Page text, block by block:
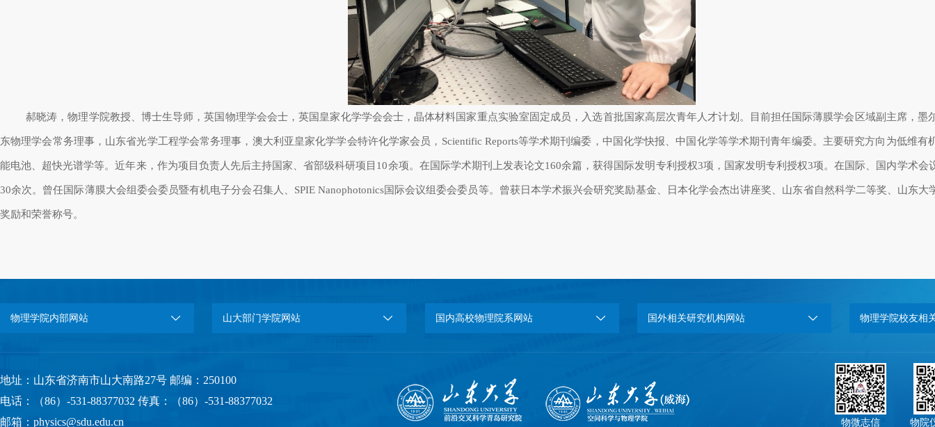
郝晓涛，物理学院教授、博士生导师，英国物理学会会士，英国皇家化学学会会士，晶体材料国家重点实验室固定成员，入选首批国家高层次青年人才计划。目前担任国际薄膜学会区域副主席，墨
东物理学会常务理事，山东省光学工程学会常务理事，澳大利亚皇家化学学会特许化学家会员， Scientific Reports等学术期刊编委，中国化学快报、中国化学等学术期刊青年编委。主要研究方向为低维有
能电池、超快光谱学等。近年来，作为项目负责人先后主持国家、省部级科研项目 10余项。在国际学术期刊上发表论文160余篇，获得国际发明专利授权3项，国家发明专利授权3项。在国际、国内学术会
30余次。曾任国际薄膜大会组委会委员暨有机电子分会召集人、 SPIE Nanophotonics国际会议组委会委员等。曾获日本学术振兴会研究奖励基金、日本化学会杰出讲座奖、山东省自然科学二等奖、山东大
奖励和荣誉称号。
物理学院内部网站 山大部门学院网站 国内高校物理院系网站 国外相关研究机构网站 物理学院校友相
地址：山东省济南市山大南路27号 邮编：250100
电话：（86）-531-88377032 传真：（86）-531-88377032
邮箱：physics@sdu.edu.cn
物微志信 物院